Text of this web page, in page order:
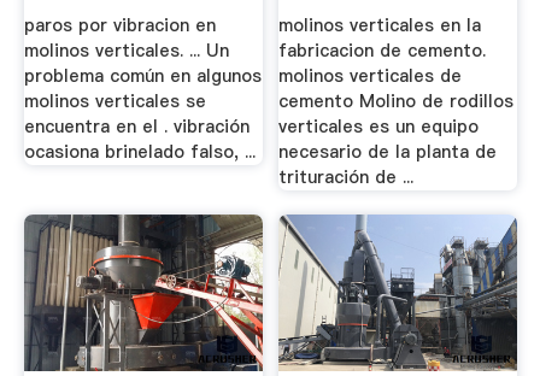
paros por vibracion en
molinos verticales. ... Un
problema común en algunos
molinos verticales se
encuentra en el . vibración
ocasiona brinelado falso, ...
molinos verticales en la
fabricacion de cemento.
molinos verticales de
cemento Molino de rodillos
verticales es un equipo
necesario de la planta de
trituración de ...